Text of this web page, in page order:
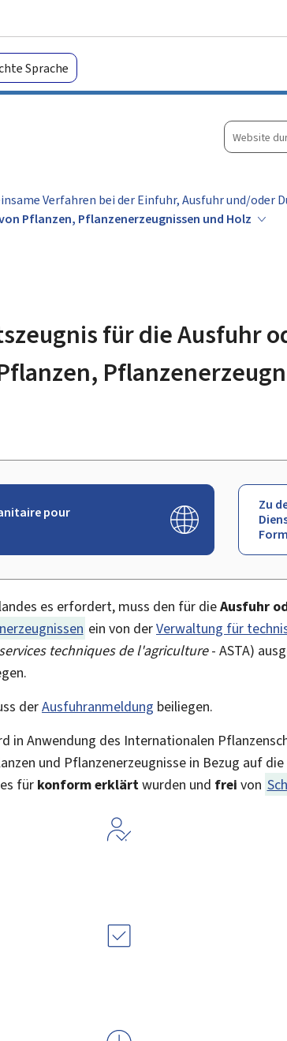
Sprache
Website
Verfahren bei der Einfuhr, Ausfuhr und/oder
Pflanzen, Pflanzenerzeugnissen und Holz
für die Ausfuhr
pour
Zu
es erfordert, muss den für dieAusfuhr
ein von derVerwaltung für
techniques de l'agriculture- ASTA)
derAusfuhranmeldung beiliegen.
in Anwendung des Internationalen
und Pflanzenerzeugnisse in Bezug auf
für konform erklärtwurden und frei von